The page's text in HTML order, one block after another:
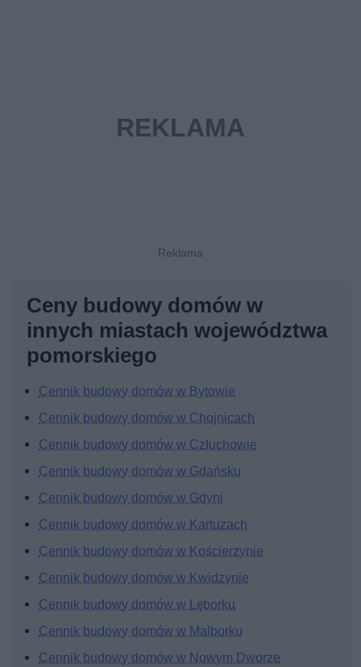
Ceny budowy domów w
innych miastach województwa
pomorskiego
Cennik budowy domów w Bytowie
Cennik budowy domów w Chojnicach
Cennik budowy domów w Człuchowie
Cennik budowy domów w Gdańsku
Cennik budowy domów w Gdyni
Cennik budowy domów w Kartuzach
Cennik budowy domów w Kościerzynie
Cennik budowy domów w Kwidzynie
Cennik budowy domów w Lęborku
Cennik budowy domów w Malborku
Cennik budowy domów w Nowym Dworze